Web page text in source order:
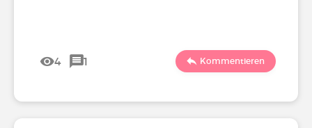
4 1 Kommentieren